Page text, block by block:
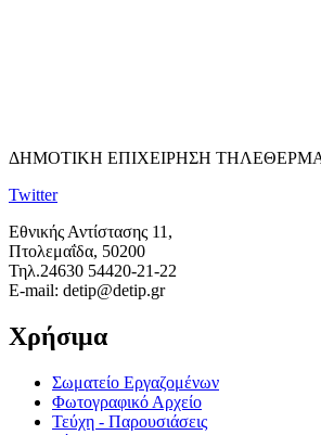
ΔΗΜΟΤΙΚΗ ΕΠΙΧΕΙΡΗΣΗ
Twitter
Εθνικής Αντίστασης 11,
Πτολεμαΐδα, 50200
Τηλ.24630 54420-21-22
E-mail: detip@detip.gr
Χρήσιμα
Σωματείο Εργαζομένων
Φωτογραφικό Αρχείο
Τεύχη - Παρουσιάσεις